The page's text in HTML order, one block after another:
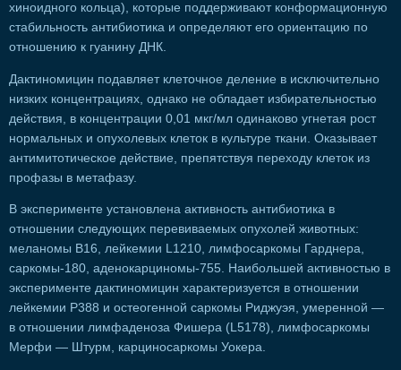
хиноидного кольца), которые поддерживают конформационную
стабильность антибиотика и определяют его ориентацию по
отношению к гуанину ДНК.
Дактиномицин подавляет клеточное деление в исключительно
низких концентрациях, однако не обладает избирательностью
действия, в концентрации 0,01 мкг/мл одинаково угнетая рост
нормальных и опухолевых клеток в культуре ткани. Оказывает
антимитотическое действие, препятствуя переходу клеток из
профазы в метафазу.
В эксперименте установлена активность антибиотика в
отношении следующих перевиваемых опухолей животных:
меланомы В16, лейкемии L1210, лимфосаркомы Гарднера,
саркомы-180, аденокарциномы-755. Наибольшей активностью в
эксперименте дактиномицин характеризуется в отношении
лейкемии Р388 и остеогенной саркомы Риджуэя, умеренной —
в отношении лимфаденоза Фишера (L5178), лимфосаркомы
Мерфи — Штурм, карциносаркомы Уокера.